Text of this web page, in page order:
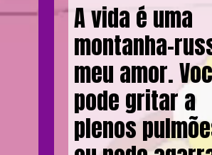
A vida é uma
montanha-
meu amor.
pode gritar a
plenos